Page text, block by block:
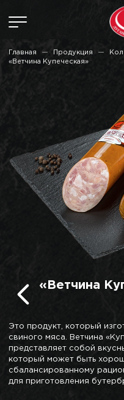
Главная Продукция
«Ветчина Купеческая»
«Ветчина
Это продукт, который
свиного мяса. Ветчина
представляет собой
который может быть
сбалансированному
для приготовления